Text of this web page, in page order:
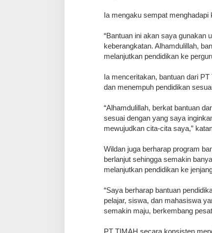
Ia mengaku sempat
“Bantuan ini akan saya gunakan
keberangkatan. Alhamdulillah,
melanjutkan pendidikan ke
Ia menceritakan, bantuan dari
dan menempuh pendidikan
“Alhamdulillah, berkat bantuan
sesuai dengan yang saya
mewujudkan cita-cita saya,”
Wildan juga berharap program
berlanjut sehingga semakin
melanjutkan pendidikan ke
“Saya berharap bantuan
pelajar, siswa, dan mahasiswa
semakin maju, berkembang
PT TIMAH secara konsisten